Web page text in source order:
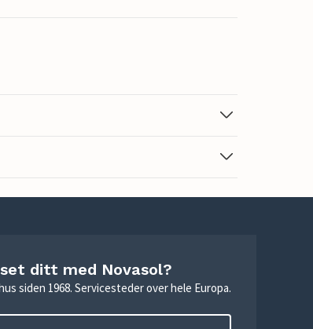
ditt med Novasol?
siden 1968. Servicesteder over hele Europa.